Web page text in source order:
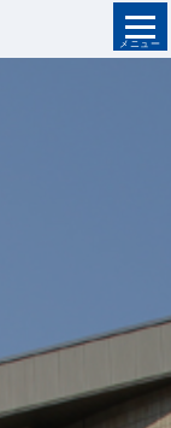
メニュー